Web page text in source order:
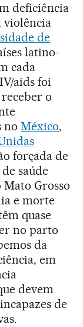
deficiência
violência
de
latino-
cada
aids foi
o
noMéxico,
forçada de
saúde
Mato Grosso
e morte
quase
no parto
da
em
devem
de